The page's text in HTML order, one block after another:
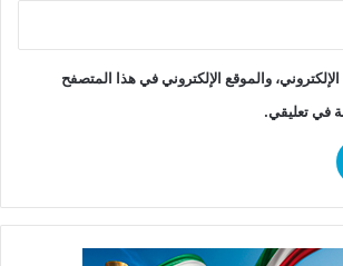
والموقع الإلكتروني في هذا المتصفح
في تعليقي.